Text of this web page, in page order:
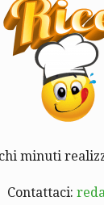
minuti
Contattaci: